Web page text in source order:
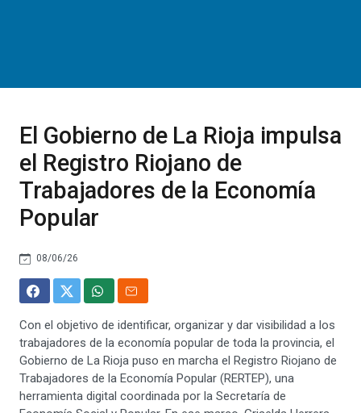
El Gobierno de La Rioja impulsa
el Registro Riojano de
Trabajadores de la Economía
Popular
08/06/26
Con el objetivo de identificar, organizar y dar visibilidad a los
trabajadores de la economía popular de toda la provincia, el
Gobierno de La Rioja puso en marcha el Registro Riojano de
Trabajadores de la Economía Popular (RERTEP), una
herramienta digital coordinada por la Secretaría de